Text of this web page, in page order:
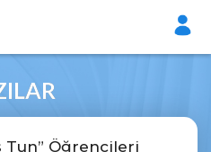
Tun” Öğrencileri